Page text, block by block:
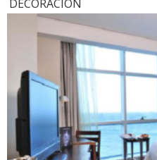
DECORACIÓN